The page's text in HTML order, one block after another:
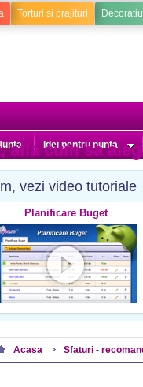
Torturi si prajituri
Idei pentru nunta
afla cum sa
vezi video tutoriale
Planificare Buget
Acasa Sfaturi -